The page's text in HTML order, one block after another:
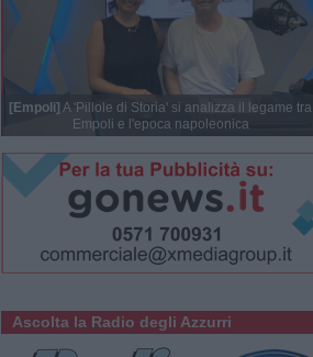
[Empoli] A 'Pillole di Storia' si analizza il legame tra
Empoli e l'epoca napoleonica
Ascolta la Radio degli Azzurri